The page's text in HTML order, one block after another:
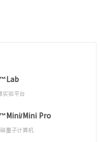
实验平台
Mini Pro
量子计算机